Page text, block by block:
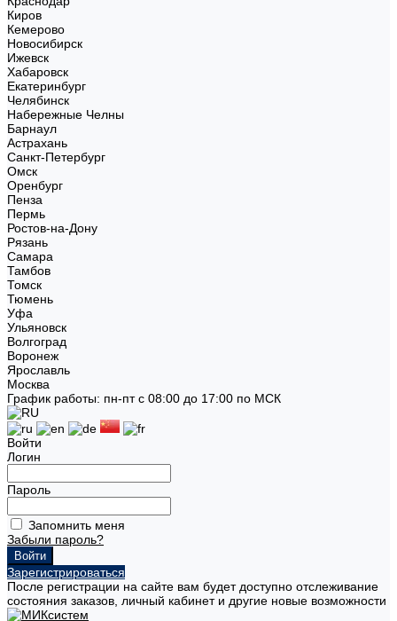
Киров
Кемерово
Новосибирск
Ижевск
Хабаровск
Екатеринбург
Челябинск
Набережные Челны
Барнаул
Астрахань
Санкт-Петербург
Омск
Оренбург
Пенза
Пермь
Ростов-на-Дону
Рязань
Самара
Тамбов
Томск
Тюмень
Уфа
Ульяновск
Волгоград
Воронеж
Ярославль
Москва
График работы: пн-пт с 08:00 до 17:00 по МСК
Войти
Логин
Пароль
Запомнить меня
Забыли пароль?
Зарегистрироваться
После регистрации на сайте вам будет доступно отслеживание
состояния заказов, личный кабинет и другие новые возможности